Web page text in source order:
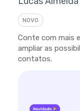
NOVO
Conte com mais
ampliar as
contatos.